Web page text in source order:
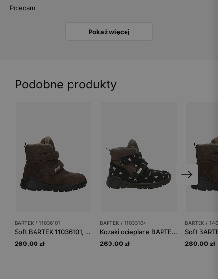
Polecam
Pokaż więcej
Podobne produkty
BARTEK / 11036101
Soft BARTEK 11036101, brązowy
269.00 zł
BARTEK / 11033104
Kozaki ocieplane BARTEK 11033104, dla dziewcząt, czarno-brązowy
269.00 zł
BARTEK /
289.00 zł